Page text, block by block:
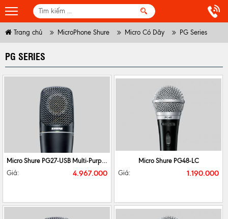
Trang chủ MicroPhone Shure Micro Có Dây PG Series
PG SERIES
CHI TIẾT MUA NGAY
Micro Shure PG27-USB Multi-Purpose
Giá: 4.967.000
Micro Shure PG48-LC
Giá: 1.190.000